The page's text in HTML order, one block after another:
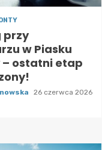
przy
w Piasku
ostatni etap
26 czerwca 2026